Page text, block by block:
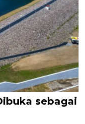
sebagai